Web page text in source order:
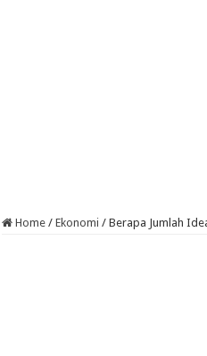
Home / Ekonomi / Berapa Jumlah